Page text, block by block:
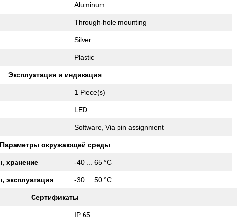
Aluminum
Through-hole mounting
Silver
Plastic
Эксплуатация и индикация
1 Piece(s)
LED
Software, Via pin assignment
Параметры окружающей среды
хранение -40 ... 65 °C
эксплуатация -30 ... 50 °C
Сертификаты
IP 65